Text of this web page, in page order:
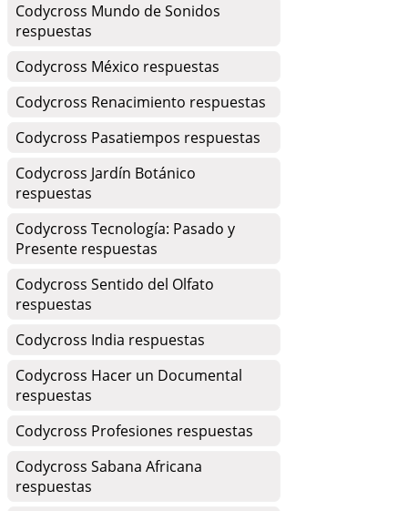
Codycross Mundo de Sonidos
respuestas
Codycross México respuestas
Codycross Renacimiento respuestas
Codycross Pasatiempos respuestas
Codycross Jardín Botánico
respuestas
Codycross Tecnología: Pasado y
Presente respuestas
Codycross Sentido del Olfato
respuestas
Codycross India respuestas
Codycross Hacer un Documental
respuestas
Codycross Profesiones respuestas
Codycross Sabana Africana
respuestas